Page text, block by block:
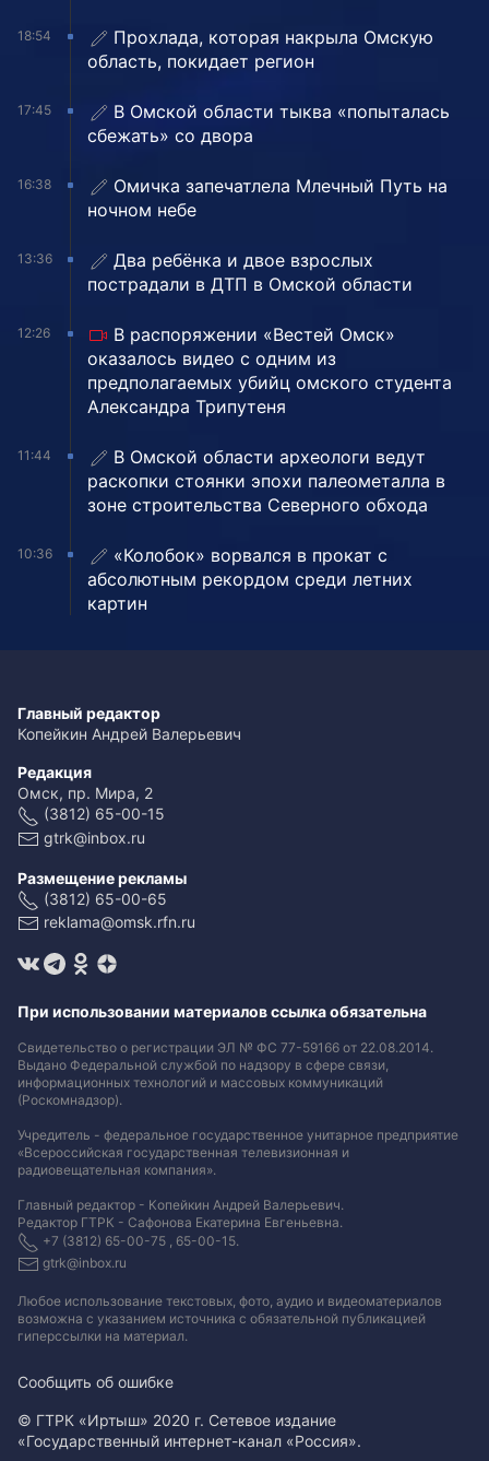
18:54
Прохлада, которая накрыла Омскую
область, покидает регион
17:45
В Омской области тыква «попыталась
сбежать» со двора
16:38
Омичка запечатлела Млечный Путь на
ночном небе
13:36
Два ребёнка и двое взрослых
пострадали в ДТП в Омской области
12:26
В распоряжении «Вестей Омск»
оказалось видео с одним из
предполагаемых убийц омского студента
Александра Трипутеня
11:44
В Омской области археологи ведут
раскопки стоянки эпохи палеометалла в
зоне строительства Северного обхода
10:36
«Колобок» ворвался в прокат с
абсолютным рекордом среди летних
картин
Главный редактор
Копейкин Андрей Валерьевич
Редакция
Омск, пр. Мира, 2
(3812) 65-00-15
gtrk@inbox.ru
Размещение рекламы
(3812) 65-00-65
reklama@omsk.rfn.ru
При использовании материалов ссылка обязательна
Свидетельство о регистрации ЭЛ № ФС 77-59166 от 22.08.2014.
Выдано Федеральной службой по надзору в сфере связи,
информационных технологий и массовых коммуникаций
(Роскомнадзор).
Учредитель - федеральное государственное унитарное предприятие
«Всероссийская государственная телевизионная и
радиовещательная компания».
Главный редактор - Копейкин Андрей Валерьевич.
Редактор ГТРК - Сафонова Екатерина Евгеньевна.
+7 (3812) 65-00-75 , 65-00-15.
gtrk@inbox.ru
Любое использование текстовых, фото, аудио и видеоматериалов
возможна с указанием источника с обязательной публикацией
гиперссылки на материал.
Сообщить об ошибке
© ГТРК «Иртыш» 2020 г. Сетевое издание
«Государственный интернет-канал «Россия».